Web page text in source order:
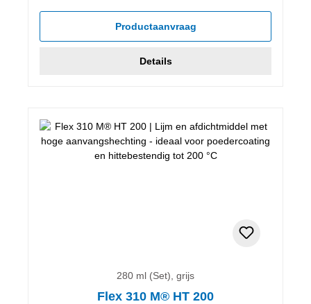
Gemiddelde waardering van 5 van 5 sterren
Productaanvraag
Details
280 ml (Set), grijs
Flex 310 M® HT 200